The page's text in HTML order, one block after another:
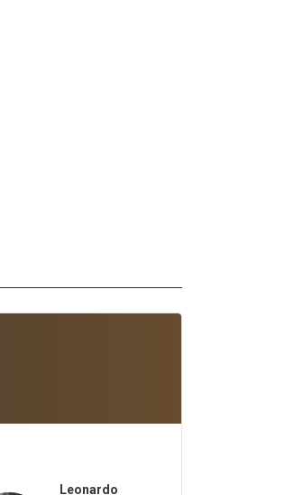
Leonardo